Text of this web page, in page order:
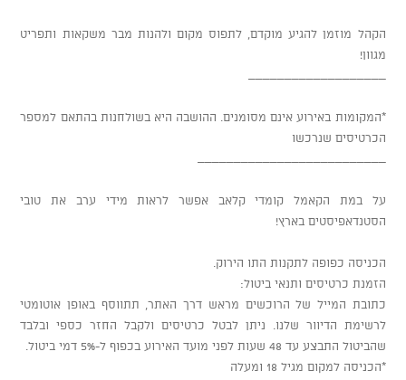
הקהל מוזמן להגיע מוקדם, לתפוס מקום ולהנות מבר משקאות ותפריט
מגוון!
*המקומות באירוע אינם מסומנים. ההושבה היא בשולחנות בהתאם למספר
הכרטיסים שנרכשו
על במת הקאמל קומדי קלאב אפשר לראות מידי ערב את טובי
הסטנדאפיסטים בארץ!
הכניסה כפופה לתקנות התו הירוק.
הזמנת כרטיסים ותנאי ביטול:
כתובת המייל של הרוכשים מראש דרך האתר, תתווסף באופן אוטומטי
לרשימת הדיוור שלנו. ניתן לבטל כרטיסים ולקבל החזר כספי ובלבד
שהביטול התבצע עד 48 שעות לפני מועד האירוע בכפוף ל-5% דמי ביטול.
*הכניסה למקום מגיל 18 ומעלה